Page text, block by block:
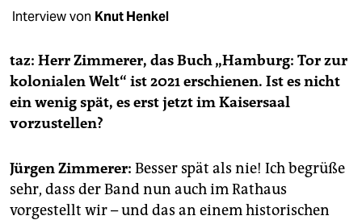
fragen & hilfe
abo
genossenschaft
Interview von Knut Henkel
taz: Herr Zimmerer, das Buch „Hamburg: Tor zur
kolonialen Welt“ ist 2021 erschienen. Ist es nicht
ein wenig spät, es erst jetzt im Kaisersaal
vorzustellen?
Jürgen Zimmerer: Besser spät als nie! Ich begrüße
sehr, dass der Band nun auch im Rathaus
vorgestellt wir – und das an einem historischen